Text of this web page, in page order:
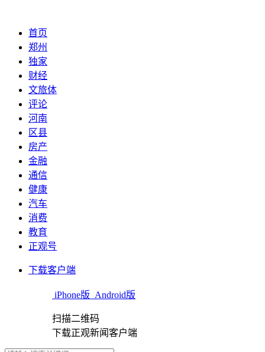
首页
郑州
独家
财经
文旅体
评论
河南
区县
房产
金融
通信
健康
汽车
消费
教育
正观号
下载客户端
iPhone版 Android版
扫描二维码
下载正观新闻客户端